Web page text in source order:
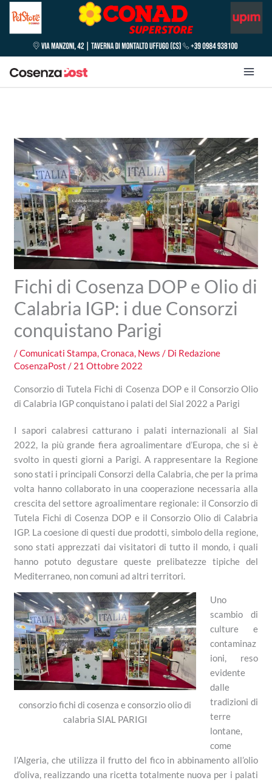
Fichi di Cosenza DOP e Olio di
Calabria IGP: i due Consorzi
conquistano Parigi
/Comunicati Stampa,Cronaca, News / Di Redazione
CosenzaPost/ 21 Ottobre 2022
Consorzio di Tutela Fichi di Cosenza DOP e il Consorzio Olio
di Calabria IGP conquistano i palati del Sial 2022 a Parigi
I sapori calabresi catturano i palati internazionali al Sial
2022, la più grande fiera agroalimentare d’Europa, che si è
svolto in questi giorni a Parigi. A rappresentare la Regione
sono stati i principali Consorzi della Calabria, che per la prima
volta hanno collaborato in una cooperazione necessaria alla
crescita del settore agroalimentare regionale: il Consorzio di
Tutela Fichi di Cosenza DOP e il Consorzio Olio di Calabria
IGP. La coesione di questi due prodotti, simbolo della regione,
sono stati apprezzati dai visitatori di tutto il mondo, i quali
hanno potuto degustare queste prelibatezze tipiche del
Mediterraneo, non comuni ad altri territori.
consorzio fichi di cosenza e consorzio olio di
calabria SIAL PARIGI
Uno
scambio di
culture e
contaminaz
ioni, reso
evidente
dalle
tradizioni di
terre
lontane,
come
l’Algeria, che utilizza il frutto del fico in abbinamento all’olio
d’oliva, realizzando una ricetta totalmente nuova per i palati